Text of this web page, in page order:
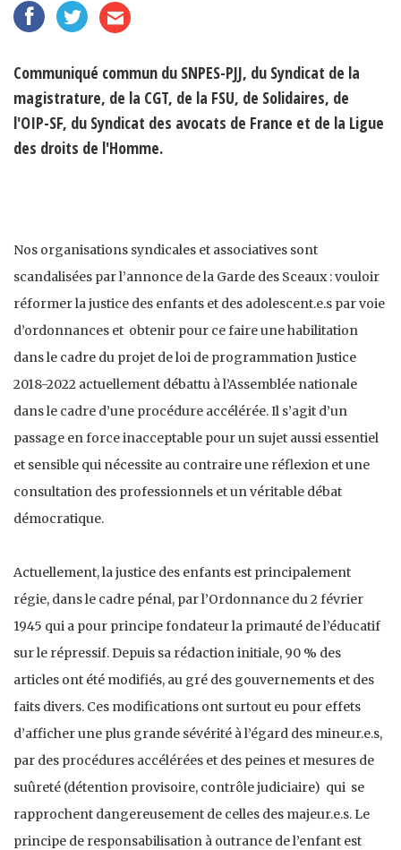
Communiqué commun du SNPES-PJJ, du Syndicat de la
magistrature, de la CGT, de la FSU, de Solidaires, de
l'OIP-SF, du Syndicat des avocats de France et de la Ligue
des droits de l'Homme.
Nos organisations syndicales et associatives sont
scandalisées par l’annonce de la Garde des Sceaux : vouloir
réformer la justice des enfants et des adolescent.e.s par voie
d’ordonnances et obtenir pour ce faire une habilitation
dans le cadre du projet de loi de programmation Justice
2018-2022 actuellement débattu à l’Assemblée nationale
dans le cadre d’une procédure accélérée. Il s’agit d’un
passage en force inacceptable pour un sujet aussi essentiel
et sensible qui nécessite au contraire une réflexion et une
consultation des professionnels et un véritable débat
démocratique.
Actuellement, la justice des enfants est principalement
régie, dans le cadre pénal, par l’Ordonnance du 2 février
1945 qui a pour principe fondateur la primauté de l’éducatif
sur le répressif. Depuis sa rédaction initiale, 90 % des
articles ont été modifiés, au gré des gouvernements et des
faits divers. Ces modifications ont surtout eu pour effets
d’afficher une plus grande sévérité à l’égard des mineur.e.s,
par des procédures accélérées et des peines et mesures de
suûreté (détention provisoire, contrôle judiciaire) qui se
rapprochent dangereusement de celles des majeur.e.s. Le
principe de responsabilisation à outrance de l’enfant est